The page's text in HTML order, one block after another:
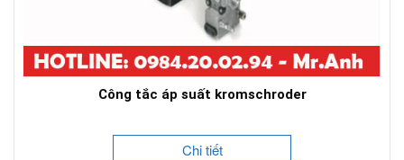
Công tắc áp suất kromschroder
Chi tiết